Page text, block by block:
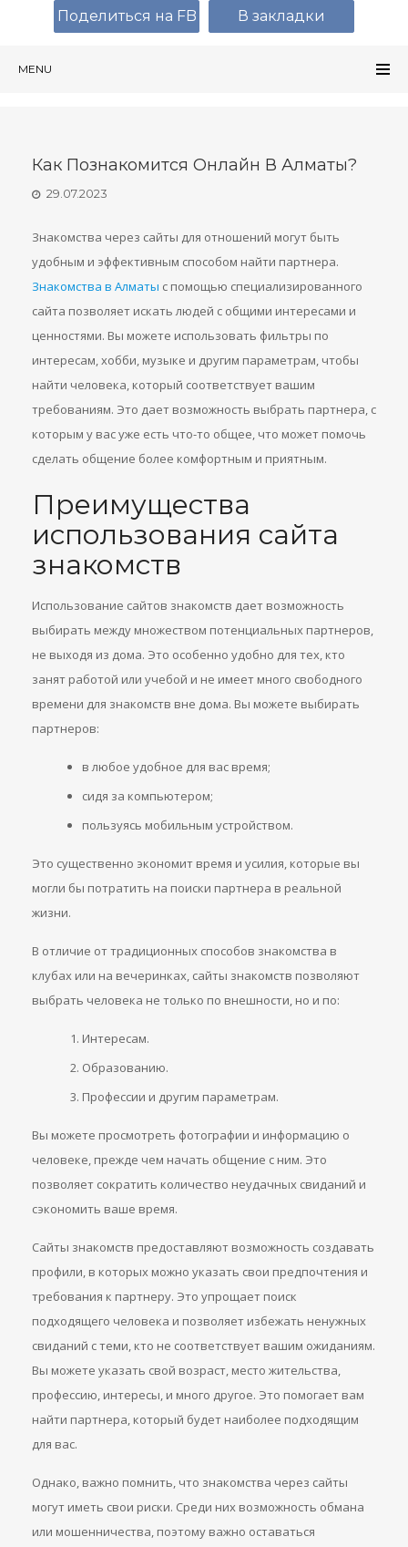
MENU
Как Познакомится Онлайн В Алматы?
29.07.2023
Знакомства через сайты для отношений могут быть
удобным и эффективным способом найти партнера.
Знакомства в Алматы с помощью специализированного
сайта позволяет искать людей с общими интересами и
ценностями. Вы можете использовать фильтры по
интересам, хобби, музыке и другим параметрам, чтобы
найти человека, который соответствует вашим
требованиям. Это дает возможность выбрать партнера, с
которым у вас уже есть что-то общее, что может помочь
сделать общение более комфортным и приятным.
Преимущества
использования сайта
знакомств
Использование сайтов знакомств дает возможность
выбирать между множеством потенциальных партнеров,
не выходя из дома. Это особенно удобно для тех, кто
занят работой или учебой и не имеет много свободного
времени для знакомств вне дома. Вы можете выбирать
партнеров:
в любое удобное для вас время;
сидя за компьютером;
пользуясь мобильным устройством.
Это существенно экономит время и усилия, которые вы
могли бы потратить на поиски партнера в реальной
жизни.
В отличие от традиционных способов знакомства в
клубах или на вечеринках, сайты знакомств позволяют
выбрать человека не только по внешности, но и по:
Интересам.
Образованию.
Профессии и другим параметрам.
Вы можете просмотреть фотографии и информацию о
человеке, прежде чем начать общение с ним. Это
позволяет сократить количество неудачных свиданий и
сэкономить ваше время.
Сайты знакомств предоставляют возможность создавать
профили, в которых можно указать свои предпочтения и
требования к партнеру. Это упрощает поиск
подходящего человека и позволяет избежать ненужных
свиданий с теми, кто не соответствует вашим ожиданиям.
Вы можете указать свой возраст, место жительства,
профессию, интересы, и много другое. Это помогает вам
найти партнера, который будет наиболее подходящим
для вас.
Однако, важно помнить, что знакомства через сайты
могут иметь свои риски. Среди них возможность обмана
или мошенничества, поэтому важно оставаться
Поделиться на FB В закладки